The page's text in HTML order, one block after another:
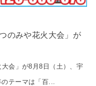
のみや花火大会」が
大会」が8月8日（土）、宇
テーマは「百...